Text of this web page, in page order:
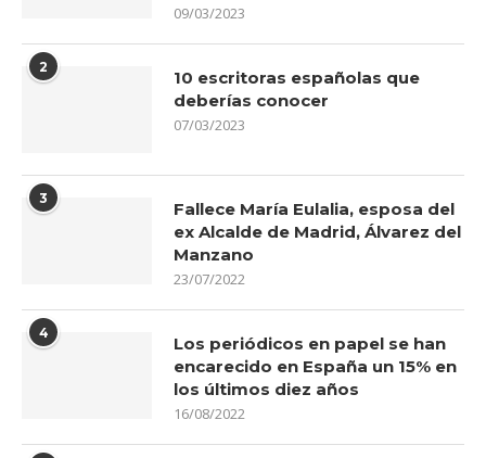
09/03/2023
2
10 escritoras españolas que
deberías conocer
07/03/2023
3
Fallece María Eulalia, esposa del
ex Alcalde de Madrid, Álvarez del
Manzano
23/07/2022
4
Los periódicos en papel se han
encarecido en España un 15% en
los últimos diez años
16/08/2022